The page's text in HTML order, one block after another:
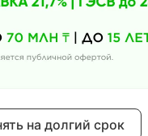
на долгий срок